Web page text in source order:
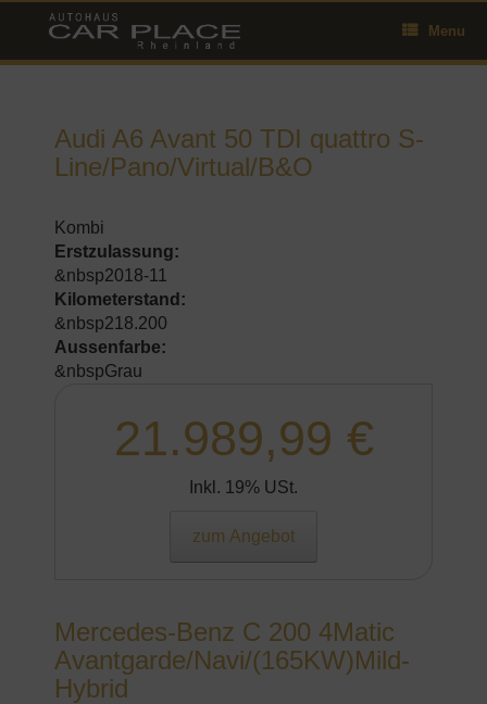
content
Menu
Audi A6 Avant 50 TDI quattro S-
Line/Pano/Virtual/B&O
Kombi
Erstzulassung:
&nbsp2018-11
Kilometerstand:
&nbsp218.200
Aussenfarbe:
&nbspGrau
21.989,99 €
Inkl. 19% USt.
zum Angebot
Mercedes-Benz C 200 4Matic
Avantgarde/Navi/(165KW)Mild-
Hybrid